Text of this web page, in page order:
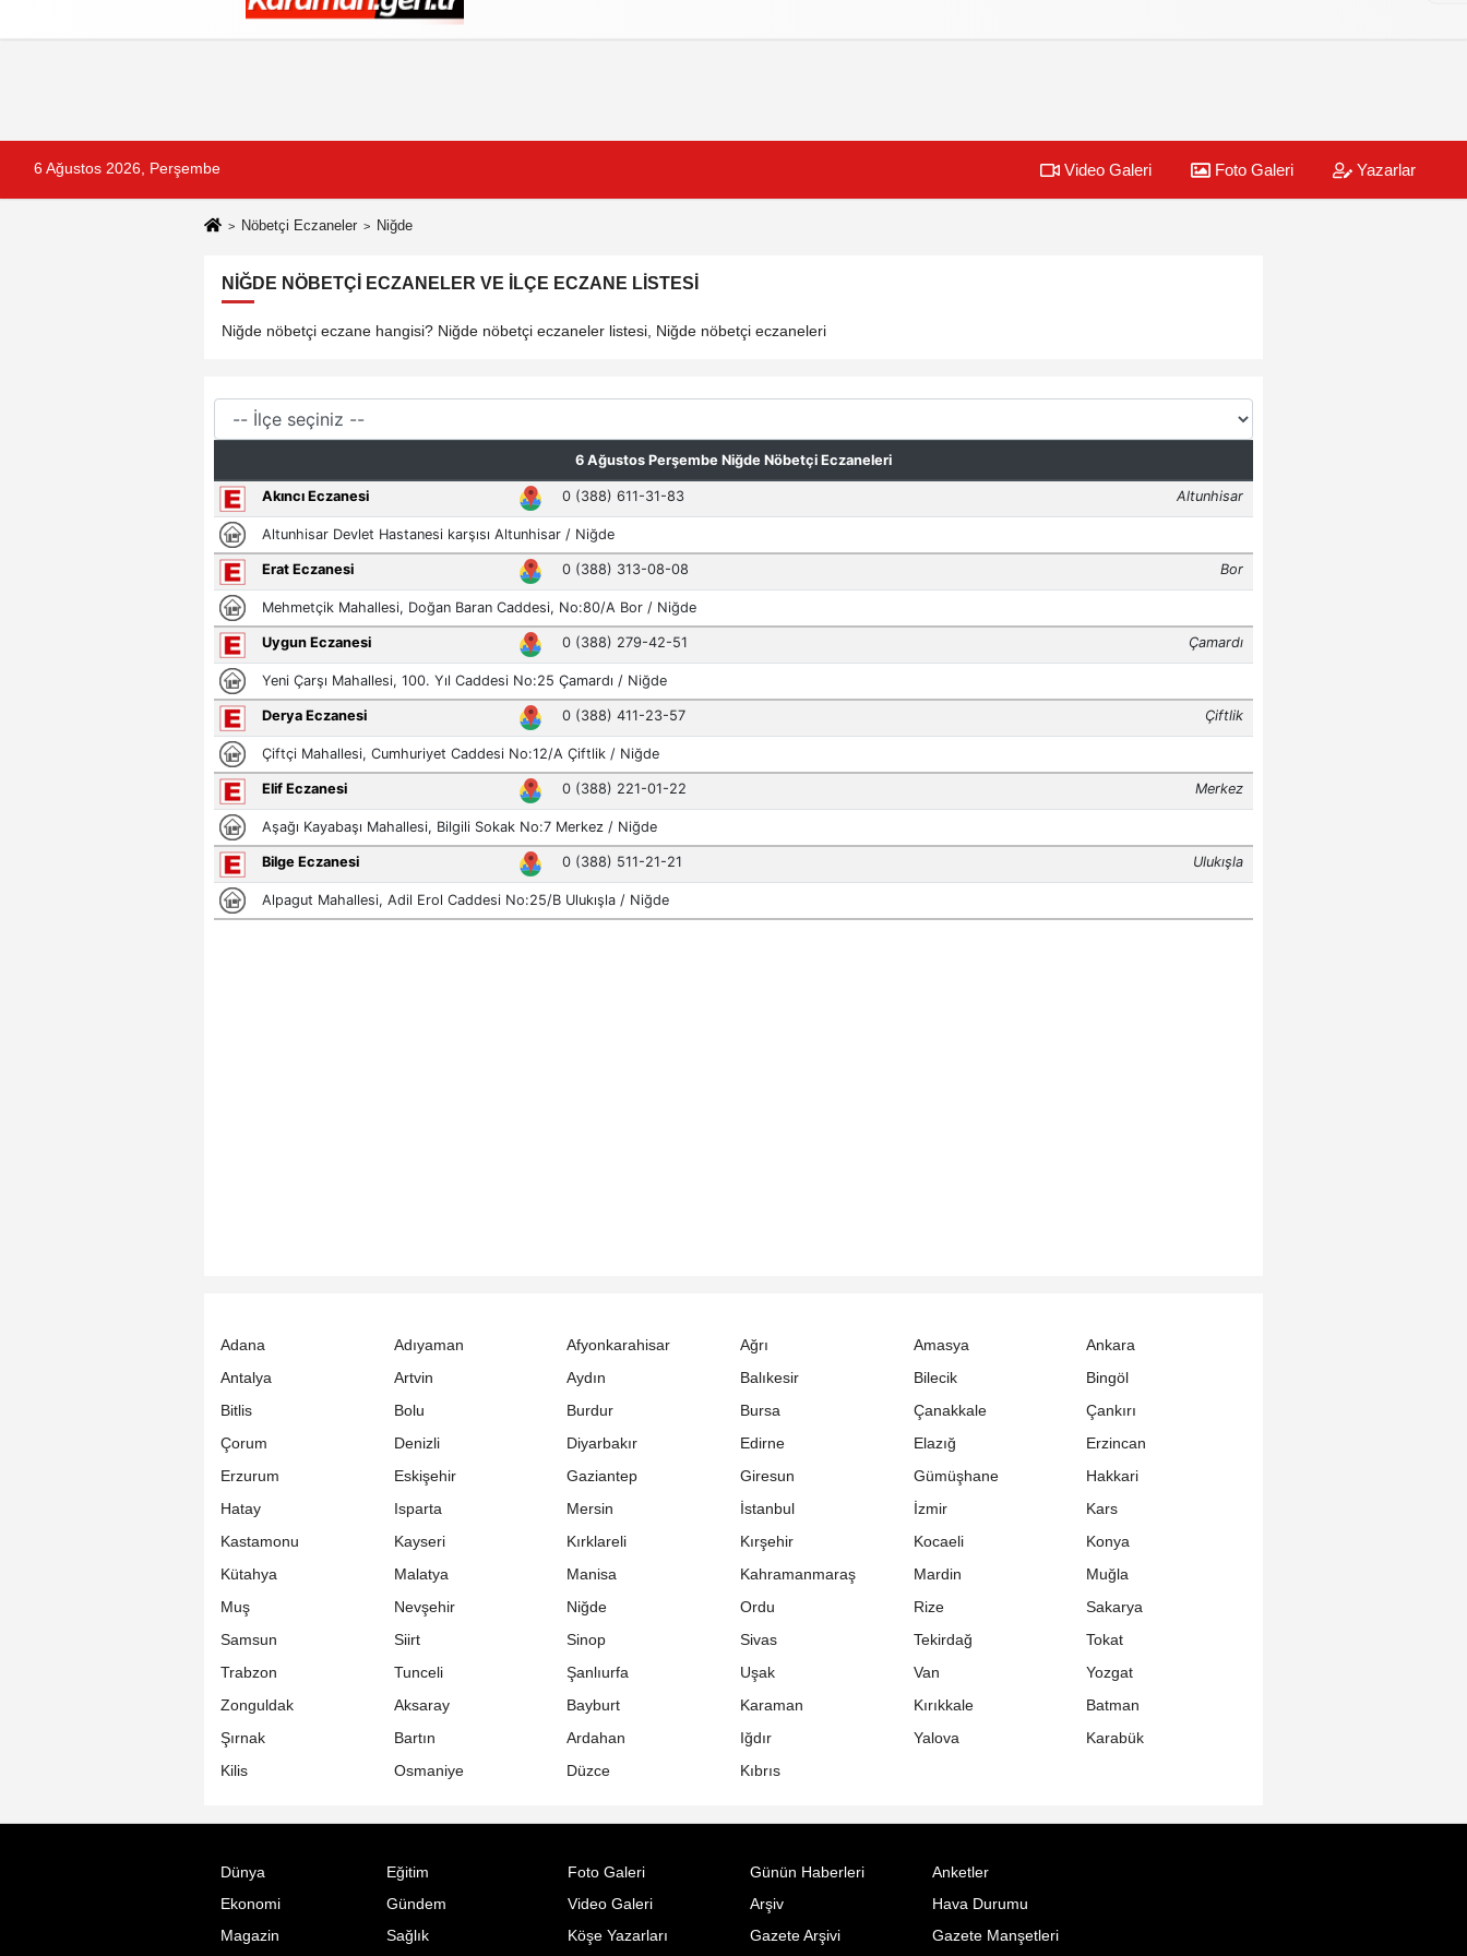
Künye İletişim Çerez Politikası
6 Ağustos 2026, Perşembe Video Galeri Foto Galeri Yazarlar
Nöbetçi Eczaneler Niğde
NIĞDE NÖBETÇI ECZANELER VE İLÇE ECZANE LISTESI
Niğde nöbetçi eczane hangisi? Niğde nöbetçi eczaneler listesi, Niğde nöbetçi eczaneleri
Adana Adıyaman Afyonkarahisar Ağrı Amasya
Ankara
Antalya
Artvin Aydın Balıkesir Bilecik
Bingöl
Bitlis
Bolu Burdur Bursa Çanakkale
Çankırı
Çorum
Denizli Diyarbakır Edirne Elazığ
Erzincan
Erzurum
Eskişehir Gaziantep Giresun Gümüşhane
Hakkari
Hatay
Isparta Mersin İstanbul İzmir
Kars
Kastamonu
Kayseri Kırklareli Kırşehir Kocaeli
Konya
Kütahya
Malatya Manisa Kahramanmaraş Mardin
Muğla
Muş
Nevşehir Niğde Ordu Rize
Sakarya
Samsun
Siirt Sinop Sivas Tekirdağ
Tokat
Trabzon
Tunceli Şanlıurfa Uşak Van
Yozgat
Zonguldak
Aksaray Bayburt Karaman Kırıkkale
Batman
Şırnak
Bartın Ardahan Iğdır Yalova
Karabük
Kilis
Osmaniye Düzce Kıbrıs
Dünya
Eğitim
Ekonomi
Gündem
Magazin
Sağlık
Foto Galeri
Video Galeri
Köşe Yazarları
Günün Haberleri
Arşiv
Gazete Arşivi
Anketler
Hava Durumu
Gazete Manşetleri